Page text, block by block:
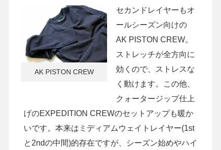
AK PISTON CREW
セカンドレイヤーもオ
ールシーズン向けの
AK PISTON CREW。
ストレッチが全方向に
効くので、ストレスな
く動けます。この他、
クォータージップ仕上
げのEXPEDITION CREWのセットアップも暖か
いです。本来はミディアムウェイトレイヤー(1st
と2ndの中間)的存在ですが、シーズン始めやハイ